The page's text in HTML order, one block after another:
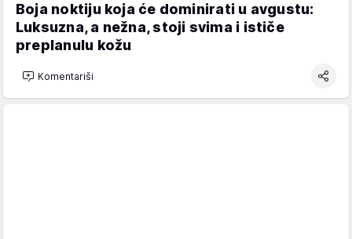
Boja noktiju koja će dominirati u avgustu:
Luksuzna, a nežna, stoji svima i ističe
preplanulu kožu
Komentariši